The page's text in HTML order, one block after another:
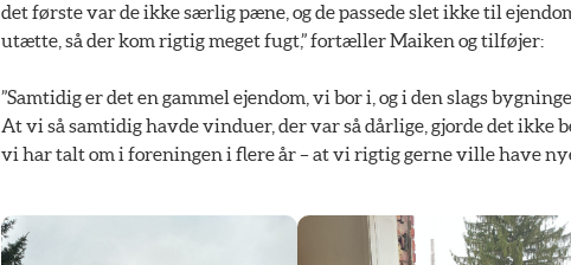
det første var de ikke særlig pæne, og de passede slet ikke til
utætte, så der kom rigtig meget fugt,” fortæller Maiken og tilføjer:
”Samtidig er det en gammel ejendom, vi bor i, og i den slags
At vi så samtidig havde vinduer, der var så dårlige, gjorde det ikke
vi har talt om i foreningen i flere år – at vi rigtig gerne ville have